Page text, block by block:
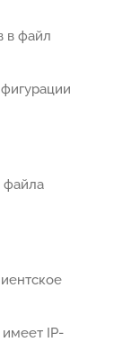
в файл
файла
имеет IP-